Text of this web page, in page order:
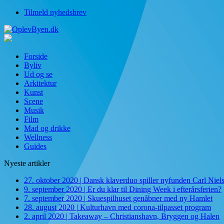
Tilmeld nyhedsbrev
Forside
Byliv
Ud og se
Arkitektur
Kunst
Scene
Musik
Film
Mad og drikke
Wellness
Guides
Nyeste artikler
27. oktober 2020 | Dansk klaverduo spiller nyfunden Carl
9. september 2020 | Er du klar til Dining Week i efterårsferien?
7. september 2020 | Skuespilhuset genåbner med ny Hamlet
28. august 2020 | Kulturhavn med corona-tilpasset program
2. april 2020 | Takeaway – Christianshavn, Bryggen og Halen